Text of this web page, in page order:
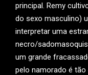
principal. Remy
do sexo masculino)
interpretar uma
necro/
um grande
pelo namorado é tão